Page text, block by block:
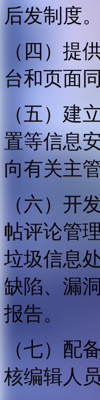
后发制度。
（四）提
台和页面
（五）建
置等信息
向有关主
（六）开
帖评论管
垃圾信息
缺陷、漏
报告。
（七）配
核编辑人